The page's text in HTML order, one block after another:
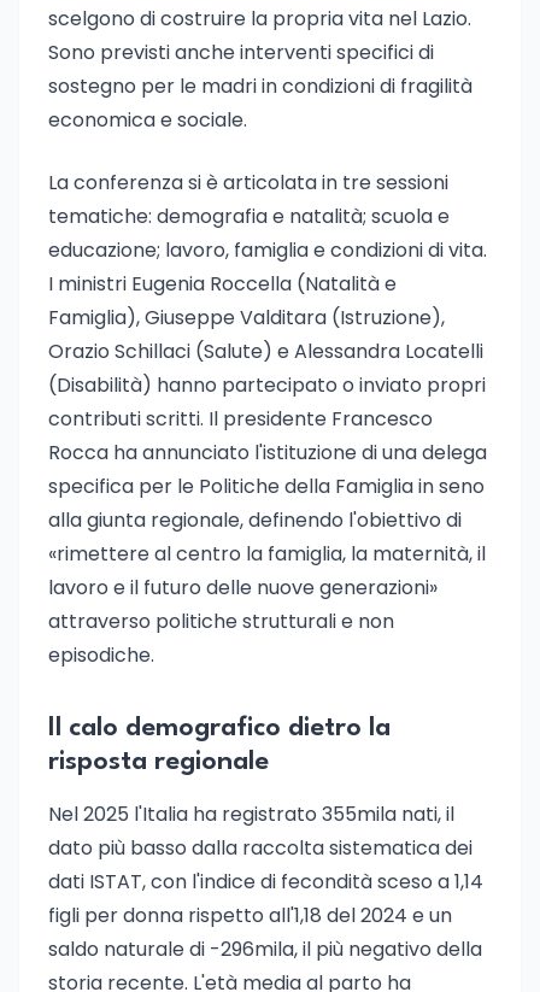
scelgono di costruire la propria vita nel Lazio.
Sono previsti anche interventi specifici di
sostegno per le madri in condizioni di fragilità
economica e sociale.
La conferenza si è articolata in tre sessioni
tematiche: demografia e natalità; scuola e
educazione; lavoro, famiglia e condizioni di vita.
I ministri Eugenia Roccella (Natalità e
Famiglia), Giuseppe Valditara (Istruzione),
Orazio Schillaci (Salute) e Alessandra Locatelli
(Disabilità) hanno partecipato o inviato propri
contributi scritti. Il presidente Francesco
Rocca ha annunciato l'istituzione di una delega
specifica per le Politiche della Famiglia in seno
alla giunta regionale, definendo l'obiettivo di
«rimettere al centro la famiglia, la maternità, il
lavoro e il futuro delle nuove generazioni»
attraverso politiche strutturali e non
episodiche.
Il calo demografico dietro la
risposta regionale
Nel 2025 l'Italia ha registrato 355mila nati, il
dato più basso dalla raccolta sistematica dei
dati ISTAT, con l'indice di fecondità sceso a 1,14
figli per donna rispetto all'1,18 del 2024 e un
saldo naturale di -296mila, il più negativo della
storia recente. L'età media al parto ha